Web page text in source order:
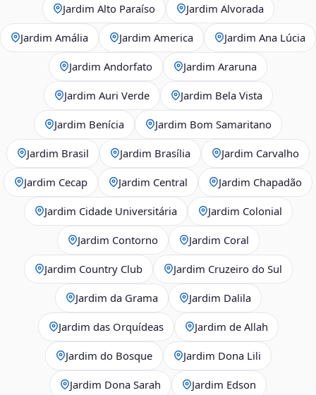
Jardim Alto Paraíso Jardim Alvorada
Jardim Amália Jardim America Jardim Ana Lúcia
Jardim Andorfato Jardim Araruna
Jardim Auri Verde Jardim Bela Vista
Jardim Benícia Jardim Bom Samaritano
Jardim Brasil Jardim Brasília Jardim Carvalho
Jardim Cecap Jardim Central Jardim Chapadão
Jardim Cidade Universitária Jardim Colonial
Jardim Contorno Jardim Coral
Jardim Country Club Jardim Cruzeiro do Sul
Jardim da Grama Jardim Dalila
Jardim das Orquídeas Jardim de Allah
Jardim do Bosque Jardim Dona Lili
Jardim Dona Sarah Jardim Edson